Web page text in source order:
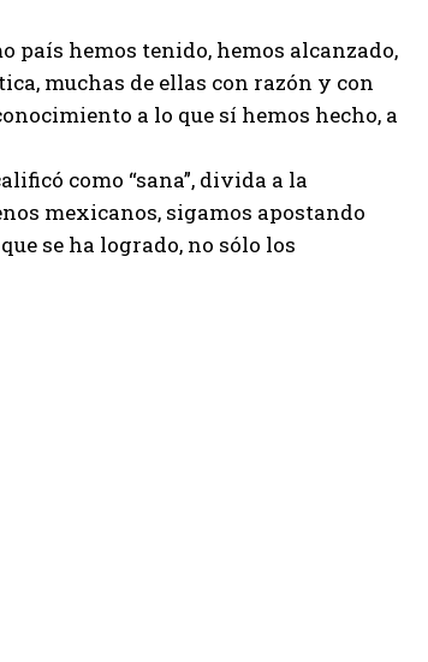
país hemos tenido, hemos alcanzado,
muchas de ellas con razón y con
a lo que sí hemos hecho, a
como “sana”, divida a la
mexicanos, sigamos apostando
se ha logrado, no sólo los